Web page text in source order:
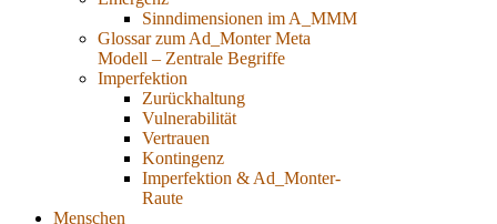
Sinndimensionen im A_MMM
Glossar zum Ad_Monter Meta
Modell – Zentrale Begriffe
Imperfektion
Zurückhaltung
Vulnerabilität
Vertrauen
Kontingenz
Imperfektion & Ad_Monter-
Raute
Menschen